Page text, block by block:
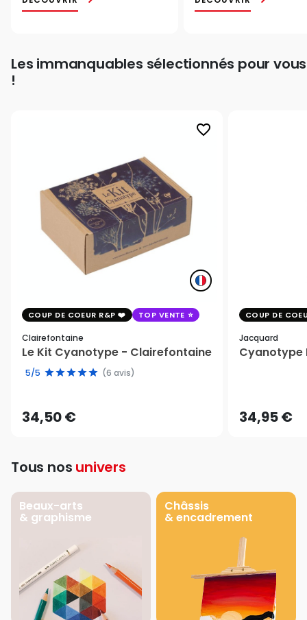
Les immanquables sélectionnés pour vous
!
favorite_border
COUP DE COEUR R&P TOP VENTE
Clairefontaine
Le Kit Cyanotype - Clairefontaine
5/5 (6 avis)
34,50 €
COUP DE
Jacquard
Cyanotype
34,95 €
Tous nos univers
Beaux-arts
& graphisme
Châssis
& encadrement